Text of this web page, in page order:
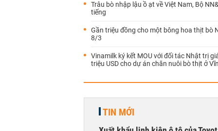
Trâu bò nhập lậu ồ ạt về Việt Nam, Bộ
tiếng
Gần triệu đồng cho một bông hoa thịt bò
8/3
Vinamilk ký kết MOU với đối tác Nhật trị
triệu USD cho dự án chăn nuôi bò thịt ở
TIN MỚI